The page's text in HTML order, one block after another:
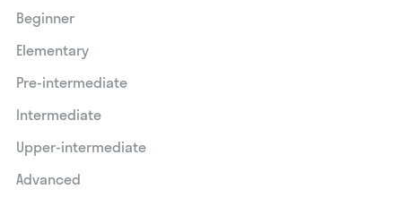
Beginner
Elementary
Pre-intermediate
Intermediate
Upper-intermediate
Advanced